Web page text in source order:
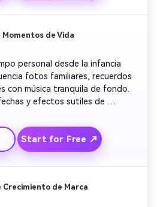
Momentos de Vida
personal desde la infancia
fotos familiares, recuerdos
con música tranquila de fondo.
y efectos sutiles de
redes o regalar.
Start for Free ↗
Crecimiento de Marca